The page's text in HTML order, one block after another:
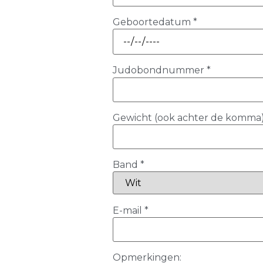
Geboortedatum *
Judobondnummer *
Gewicht (ook achter de
Band *
E-mail *
Opmerkingen: